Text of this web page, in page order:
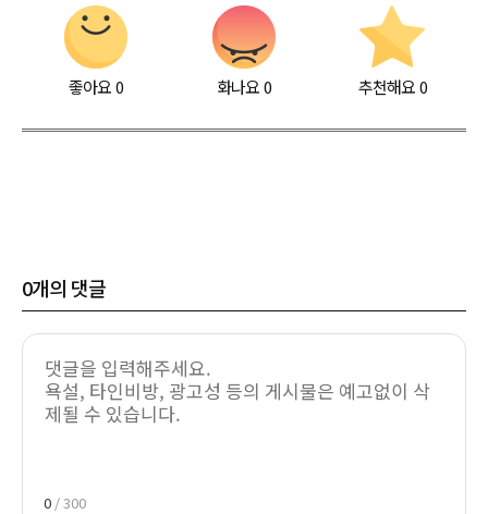
좋아요0 화나요0 추천해요 0
0개의 댓글
0 / 300